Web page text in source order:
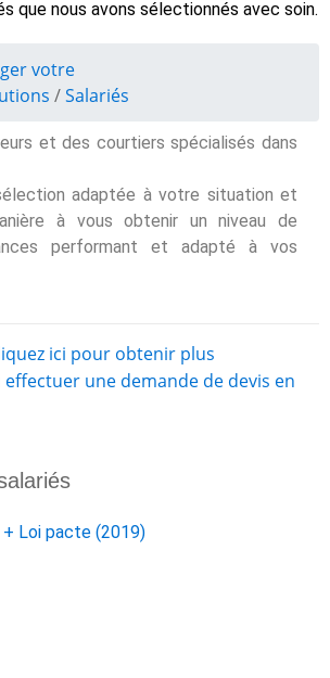
que nous avons sélectionnés avec soin.
votre
/Salariés
et des courtiers spécialisés dans
adaptée à votre situation et
à vous obtenir un niveau de
performant et adapté à vos
ici pour obtenir plus
une demande de devis en
Loi pacte (2019)